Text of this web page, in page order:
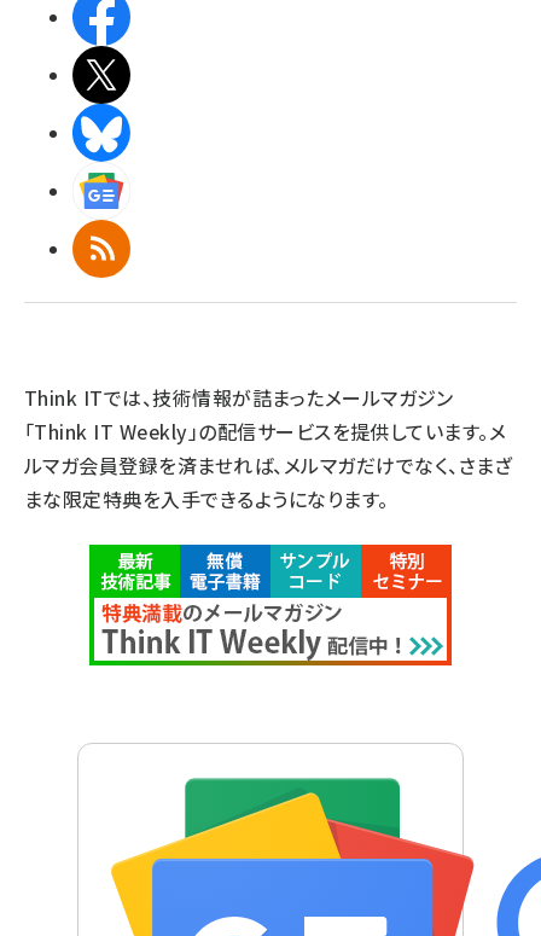
RSS
Think ITでは、技術情報が詰まったメールマガジン
「Think IT Weekly」の配信サービスを提供しています。メ
ルマガ会員登録を済ませれば、メルマガだけでなく、さまざ
まな限定特典を入手できるようになります。